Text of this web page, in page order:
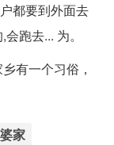
都要到外面去
跑去... 为。
有一个习俗，
婆家